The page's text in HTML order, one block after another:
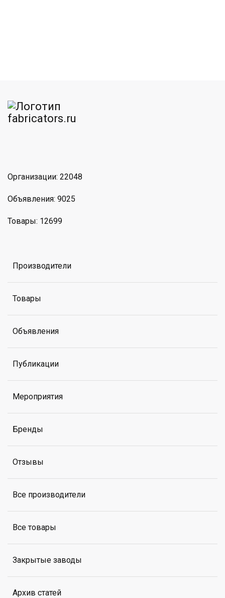
Организации: 22048
Объявления: 9025
Товары: 12699
Производители
Товары
Объявления
Публикации
Мероприятия
Бренды
Отзывы
Все производители
Все товары
Закрытые заводы
Архив статей